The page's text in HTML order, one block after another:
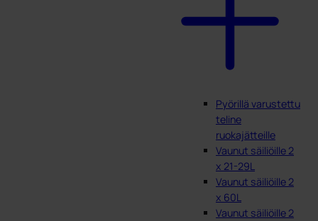
Pyörillä varustettu
teline
ruokajätteille
Vaunut säiliöille 2
x 21-29L
Vaunut säiliöille 2
x 60L
Vaunut säiliöille 2